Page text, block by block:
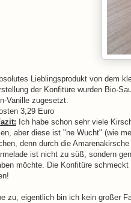
Lieblingsprodukt von dem
der Konfitüre wurden Bio-
Vanille zugesetzt.
3,29 Euro
Ich habe schon sehr viele
aber diese ist "ne Wucht" (wie
denn durch die
ist nicht zu süß, sondern
möchte. Die Konfitüre
zu, eigentlich bin ich kein großer